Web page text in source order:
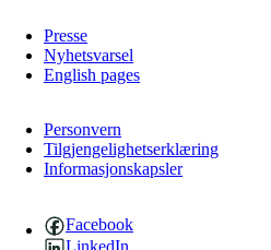
3.2 Åhpadibme ja hiebadum
3.3 Aktisasjbarggo sijda ja
3.4 Åhpadus
3.5 Profesjåvnåaktisasjvuohta
Presse
Nyhetsvarsel
English pages
Personvern
Tilgjengelighetserklæring
Informasjonskapsler
Facebook